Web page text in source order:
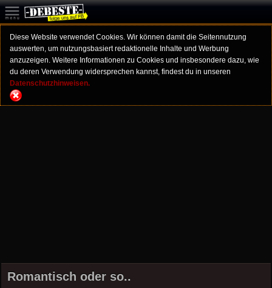
Diese Website verwendet Cookies. Wir können damit die Seitennutzung
auswerten, um nutzungsbasiert redaktionelle Inhalte und Werbung
anzuzeigen. Weitere Informationen zu Cookies und insbesondere dazu, wie
du deren Verwendung widersprechen kannst, findest du in unseren
Datenschutzhinweisen.
Romantisch oder so..